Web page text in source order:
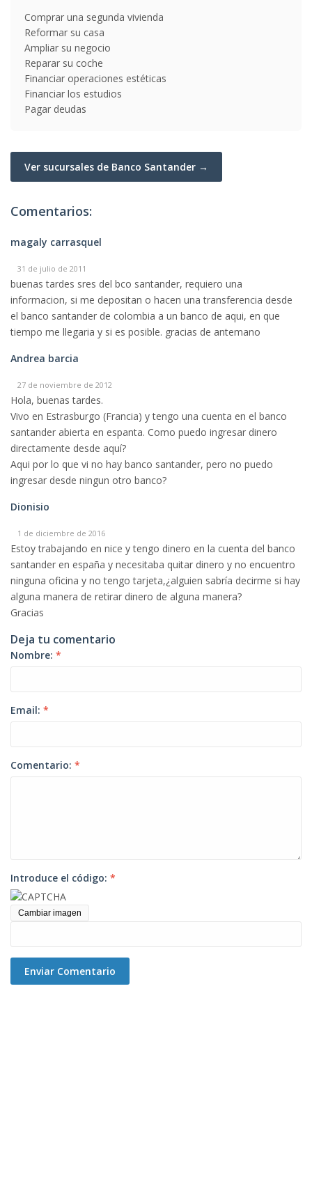
Comprar una segunda vivienda
Reformar su casa
Ampliar su negocio
Reparar su coche
Financiar operaciones estéticas
Financiar los estudios
Pagar deudas
Ver sucursales de Banco Santander →
Comentarios:
magaly carrasquel
31 de julio de 2011
buenas tardes sres del bco santander, requiero una
informacion, si me depositan o hacen una transferencia desde
el banco santander de colombia a un banco de aqui, en que
tiempo me llegaria y si es posible. gracias de antemano
Andrea barcia
27 de noviembre de 2012
Hola, buenas tardes.
Vivo en Estrasburgo (Francia) y tengo una cuenta en el banco
santander abierta en espanta. Como puedo ingresar dinero
directamente desde aquí?
Aqui por lo que vi no hay banco santander, pero no puedo
ingresar desde ningun otro banco?
Dionisio
1 de diciembre de 2016
Estoy trabajando en nice y tengo dinero en la cuenta del banco
santander en españa y necesitaba quitar dinero y no encuentro
ninguna oficina y no tengo tarjeta,¿alguien sabría decirme si hay
alguna manera de retirar dinero de alguna manera?
Gracias
Deja tu comentario
Nombre: *
Email: *
Comentario: *
Introduce el código: *
Cambiar imagen
Enviar Comentario